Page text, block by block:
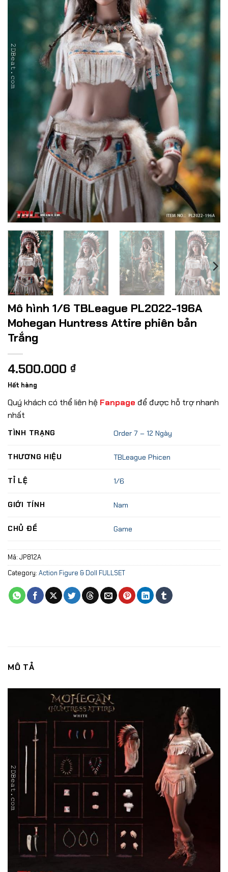
Mô hình 1/6 TBLeague PL2022-196A
Mohegan Huntress Attire phiên bản
Trắng
4.500.000 ₫
Hết hàng
Quý khách có thể liên hệ Fanpage để được hỗ trợ nhanh
nhất
TÌNH TRẠNG Order 7 – 12 Ngày
THƯƠNG HIỆU TBLeague Phicen
TỈ LỆ 1/6
GIỚI TÍNH Nam
CHỦ ĐỀ Game
Mã: JP812A
Category: Action Figure & Doll FULLSET
MÔ TẢ